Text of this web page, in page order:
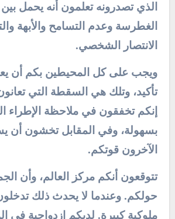
الذي تصدرونه تعلمون أنه يحمل
الغطرسة وعدم التسامح والأبهة
الانتصار الشخصي.
ويجب على كل المحيطين بكم أن
تأكيد، وتلك هي السقطة التي
إنكم تخفقون في ملاحظة الإطراء
بسهولة، وفي المقابل تخشون أن
الآخرون قوتكم.
تتوقعون أنكم مركز العالم، وأن
حولكم. وعندما لا يحدث ذلك
ملوكية كبيرة. لديكم ازدواجية في